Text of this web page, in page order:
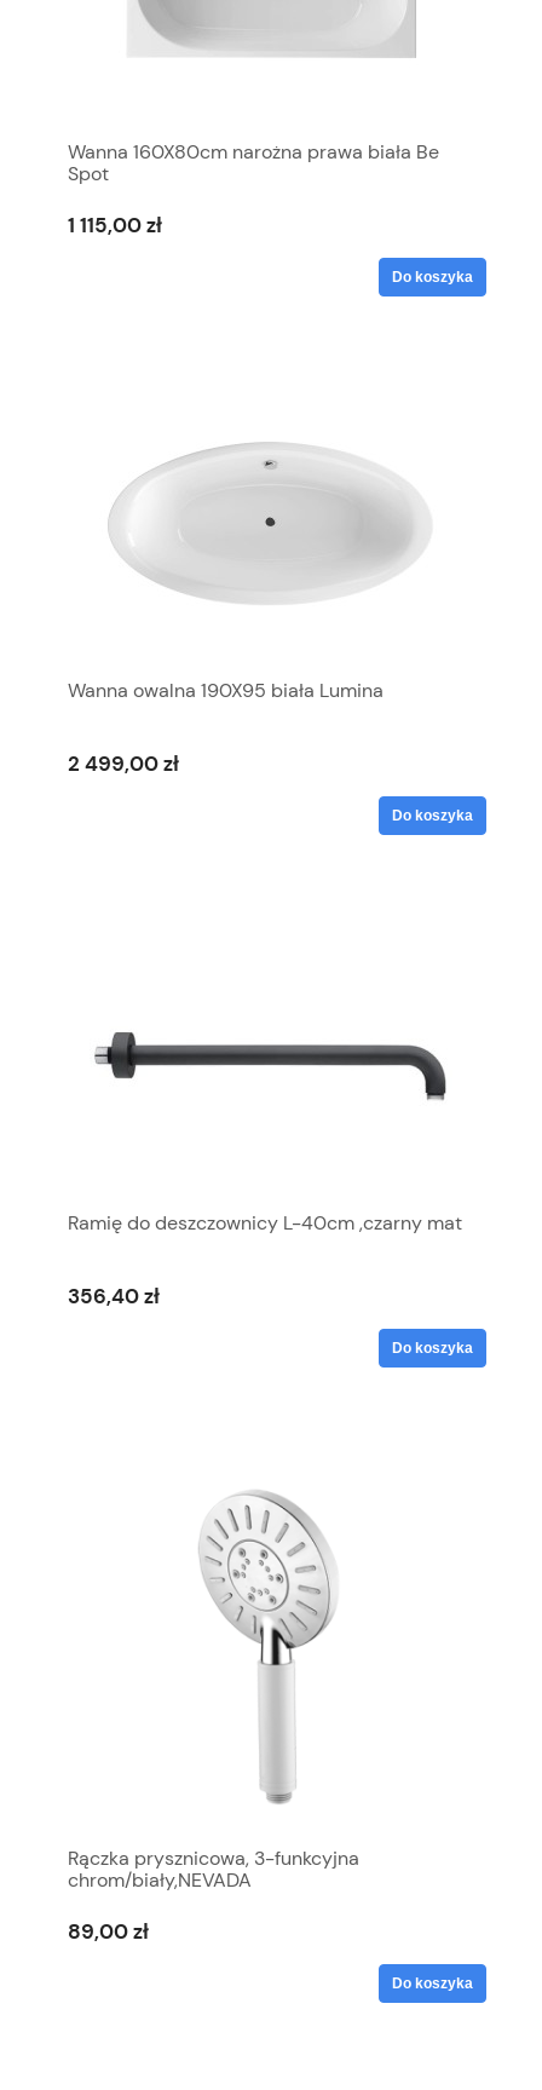
Wanna 160X80cm narożna prawa biała Be
Spot
1 115,00 zł
Do koszyka
Wanna owalna 190X95 biała Lumina
2 499,00 zł
Do koszyka
Ramię do deszczownicy L-40cm ,czarny mat
356,40 zł
Do koszyka
Rączka prysznicowa, 3-funkcyjna
chrom/biały,NEVADA
89,00 zł
Do koszyka